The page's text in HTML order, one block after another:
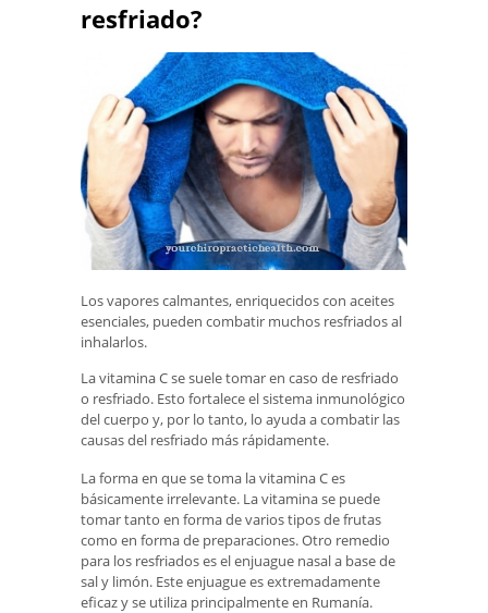
resfriado?
Los vapores calmantes, enriquecidos con aceites
esenciales, pueden combatir muchos resfriados al
inhalarlos.
La vitamina C se suele tomar en caso de resfriado
o resfriado. Esto fortalece el sistema inmunológico
del cuerpo y, por lo tanto, lo ayuda a combatir las
causas del resfriado más rápidamente.
La forma en que se toma la vitamina C es
básicamente irrelevante. La vitamina se puede
tomar tanto en forma de varios tipos de frutas
como en forma de preparaciones. Otro remedio
para los resfriados es el enjuague nasal a base de
sal y limón. Este enjuague es extremadamente
eficaz y se utiliza principalmente en Rumanía.